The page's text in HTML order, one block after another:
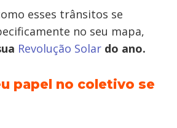
esses trânsitos se
no seu mapa,
Revolução Solar do ano.
papel no coletivo se